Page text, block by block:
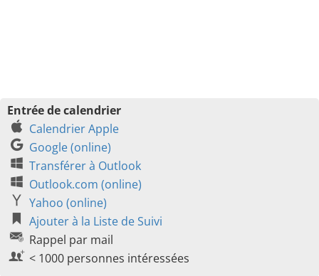
Entrée de calendrier
Calendrier Apple
Google (online)
Transférer à Outlook
Outlook.com (online)
Yahoo (online)
Ajouter à la Liste de Suivi
Rappel par mail
< 1000 personnes intéressées